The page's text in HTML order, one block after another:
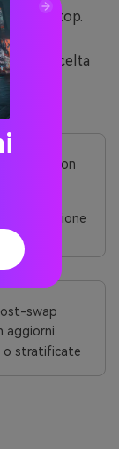
desktop.
un
una scelta
anche con
più facce
nella versione
swap
aggiorni
o stratificate